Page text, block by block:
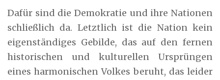
Dafür sind die Demokratie und ihre Nationen
schließlich da. Letztlich ist die Nation kein
eigenständiges Gebilde, das auf den fernen
historischen und kulturellen Ursprüngen
eines harmonischen Volkes beruht, das leider